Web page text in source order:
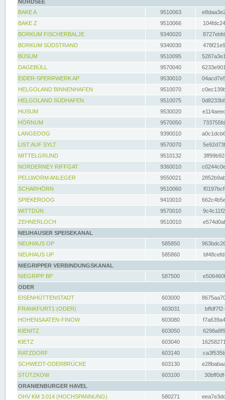
NORDSEE
BAKE A
9510063
BAKE Z
9510066
BORKUM FISCHERBALJE
9340020
BORKUM SÜDSTRAND
9340030
BÜSUM
9510095
DAGEBÜLL
9570040
EIDER-SPERRWERK AP
9530010
HELGOLAND BINNENHAFEN
9510070
HELGOLAND SÜDHAFEN
9510075
HUSUM
9530020
HÖRNUM
9570050
LANGEOOG
9390010
LIST AUF SYLT
9570070
MITTELGRUND
9510132
NORDERNEY RIFFGAT
9360010
PELLWORM ANLEGER
9550021
SCHARHÖRN
9510060
SPIEKEROOG
9410010
WITTDÜN
9570010
ZEHNERLOCH
9510010
NEUHAUSER SPEISEKANAL
NEUHAUS OP
585850
NEUHAUS UP
585860
NIEGRIPPER VERBINDUNGSKANAL
NIEGRIPP BP
587500
ODER
EISENHÜTTENSTADT
603000
FRANKFURT1 (ODER)
603031
HOHENSAATEN-FINOW
603080
KIENITZ
603050
KIETZ
603040
RATZDORF
603140
SCHWEDT-ODERBRÜCKE
603130
STÜTZKOW
603100
ORANIENBURGER HAVEL
OHV KM 3.014 (HOCHSPANNUNG)
580271